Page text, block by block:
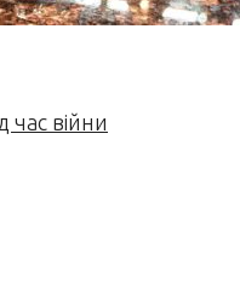
час війни